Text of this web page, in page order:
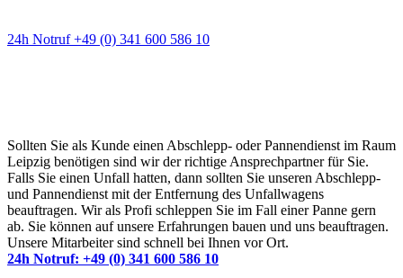
24h Notruf +49 (0) 341 600 586 10
Sollten Sie als Kunde einen Abschlepp- oder Pannendienst im Raum
Leipzig benötigen sind wir der richtige Ansprechpartner für Sie.
Falls Sie einen Unfall hatten, dann sollten Sie unseren Abschlepp-
und Pannendienst mit der Entfernung des Unfallwagens
beauftragen. Wir als Profi schleppen Sie im Fall einer Panne gern
ab. Sie können auf unsere Erfahrungen bauen und uns beauftragen.
Unsere Mitarbeiter sind schnell bei Ihnen vor Ort.
24h Notruf: +49 (0) 341 600 586 10